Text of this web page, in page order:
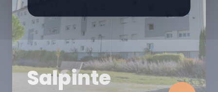
Salpinte